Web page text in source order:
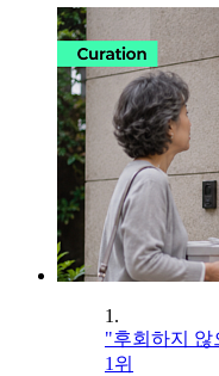
1.
"후회하지 않
1위